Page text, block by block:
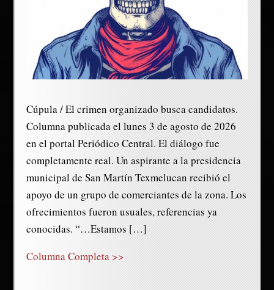
Cúpula / El crimen organizado busca candidatos.
Columna publicada el lunes 3 de agosto de 2026
en el portal Periódico Central. El diálogo fue
completamente real. Un aspirante a la presidencia
municipal de San Martín Texmelucan recibió el
apoyo de un grupo de comerciantes de la zona. Los
ofrecimientos fueron usuales, referencias ya
conocidas. “…Estamos […]
Columna Completa >>